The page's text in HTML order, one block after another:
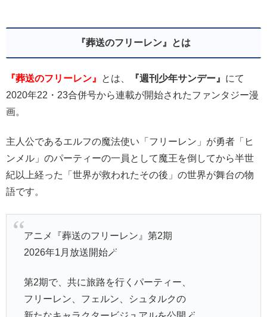
『葬送のフリーレン』とは
『葬送のフリーレン』 とは、 『週刊少年サンデー』 にて
2020年22・23合併号から連載が開始されたファンタジー漫
画。
主人公であるエルフの魔法使い「フリーレン」が勇者「ヒ
ンメル」のパーティーの一員として魔王を倒してから半世
紀以上経った「世界が救われたその後」の世界が舞台の物
語です。
アニメ『葬送のフリーレン』第2期
2026年1月放送開始🪄
第2期で、共に旅路を行くパーティー、
フリーレン、フェルン、シュタルクの